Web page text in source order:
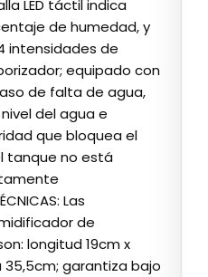
LED táctil indica
de humedad, y
intensidades de
equipado con
de falta de agua,
del agua e
que bloquea el
tanque no está
Las
de
longitud 19cm x
35,5cm; garantiza bajo